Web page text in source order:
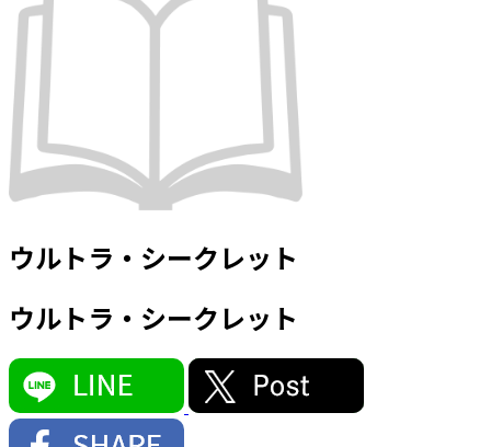
ウルトラ・シークレット
ウルトラ・シークレット